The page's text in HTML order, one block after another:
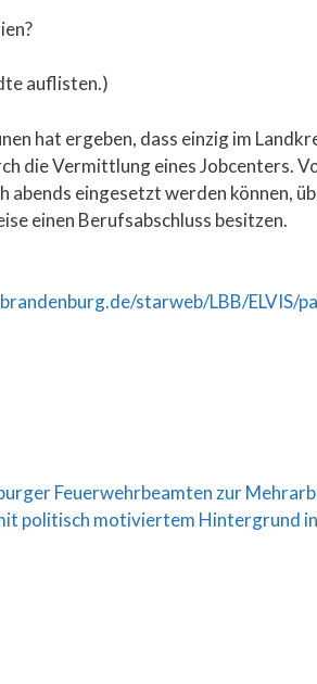
auflisten.)
hat ergeben, dass einzig im
die Vermittlung eines Jobcenters.
abends eingesetzt werden können,
einen Berufsabschluss besitzen.
starweb/LBB/ELVIS/
Feuerwehrbeamten zur
politisch motiviertem Hintergrund